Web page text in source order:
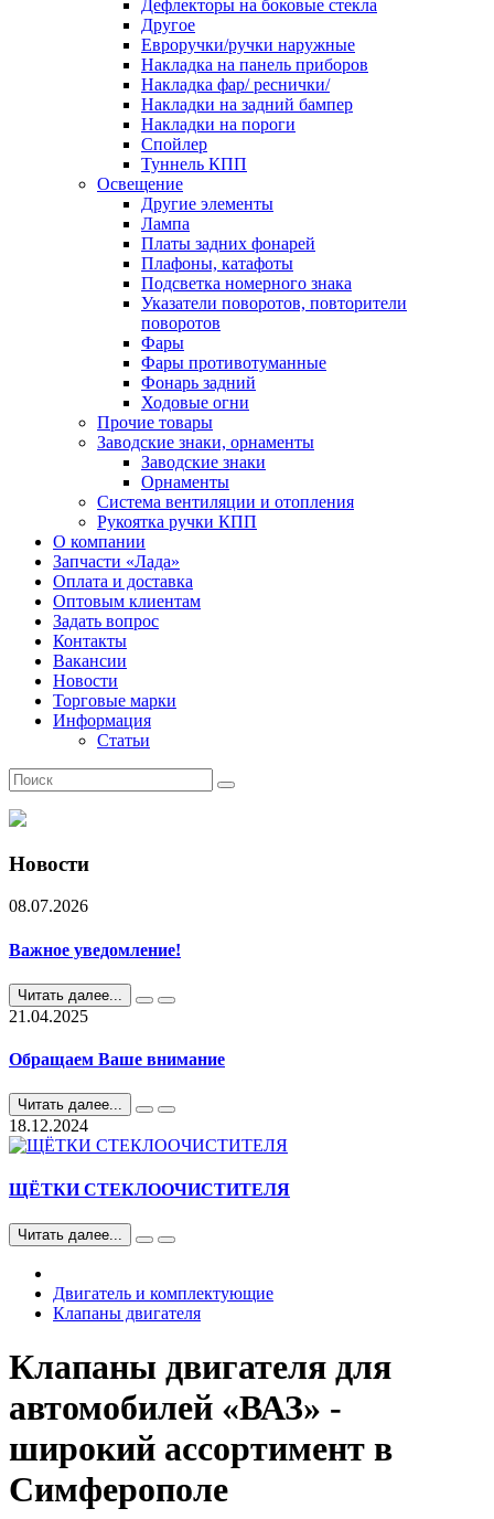
Дефлекторы на боковые стекла
Другое
Евроручки/ручки наружные
Накладка на панель приборов
Накладка фар/ реснички/
Накладки на задний бампер
Накладки на пороги
Спойлер
Туннель КПП
Освещение
Другие элементы
Лампа
Платы задних фонарей
Плафоны, катафоты
Подсветка номерного знака
Указатели поворотов, повторители
поворотов
Фары
Фары противотуманные
Фонарь задний
Ходовые огни
Прочие товары
Заводские знаки, орнаменты
Заводские знаки
Орнаменты
Система вентиляции и отопления
Рукоятка ручки КПП
О компании
Запчасти «Лада»
Оплата и доставка
Оптовым клиентам
Задать вопрос
Контакты
Вакансии
Новости
Торговые марки
Информация
Статьи
Новости
08.07.2026
Важное уведомление!
Читать далее...
21.04.2025
Обращаем Ваше внимание
Читать далее...
18.12.2024
ЩЁТКИ СТЕКЛООЧИСТИТЕЛЯ
Читать далее...
Двигатель и комплектующие
Клапаны двигателя
Клапаны двигателя для
автомобилей «ВАЗ» -
широкий ассортимент в
Симферополе